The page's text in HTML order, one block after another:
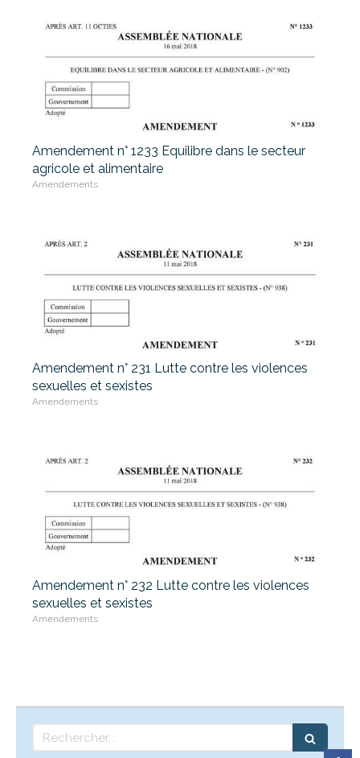
Amendement n° 1233 Equilibre dans le secteur
agricole et alimentaire
Amendements
Amendement n° 231 Lutte contre les violences
sexuelles et sexistes
Amendements
Amendement n° 232 Lutte contre les violences
sexuelles et sexistes
Amendements
Rechercher